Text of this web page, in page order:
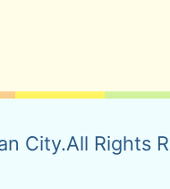
City.All Rights